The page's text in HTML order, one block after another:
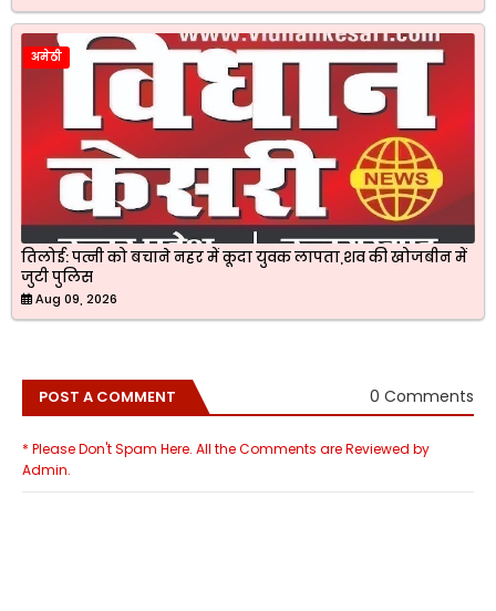
अमेठी
तिलोई: पत्नी को बचाने नहर में कूदा युवक लापता,शव की खोजबीन में
जुटी पुलिस
Aug 09, 2026
POST A COMMENT 0 Comments
* Please Don't Spam Here. All the Comments are Reviewed by
Admin.